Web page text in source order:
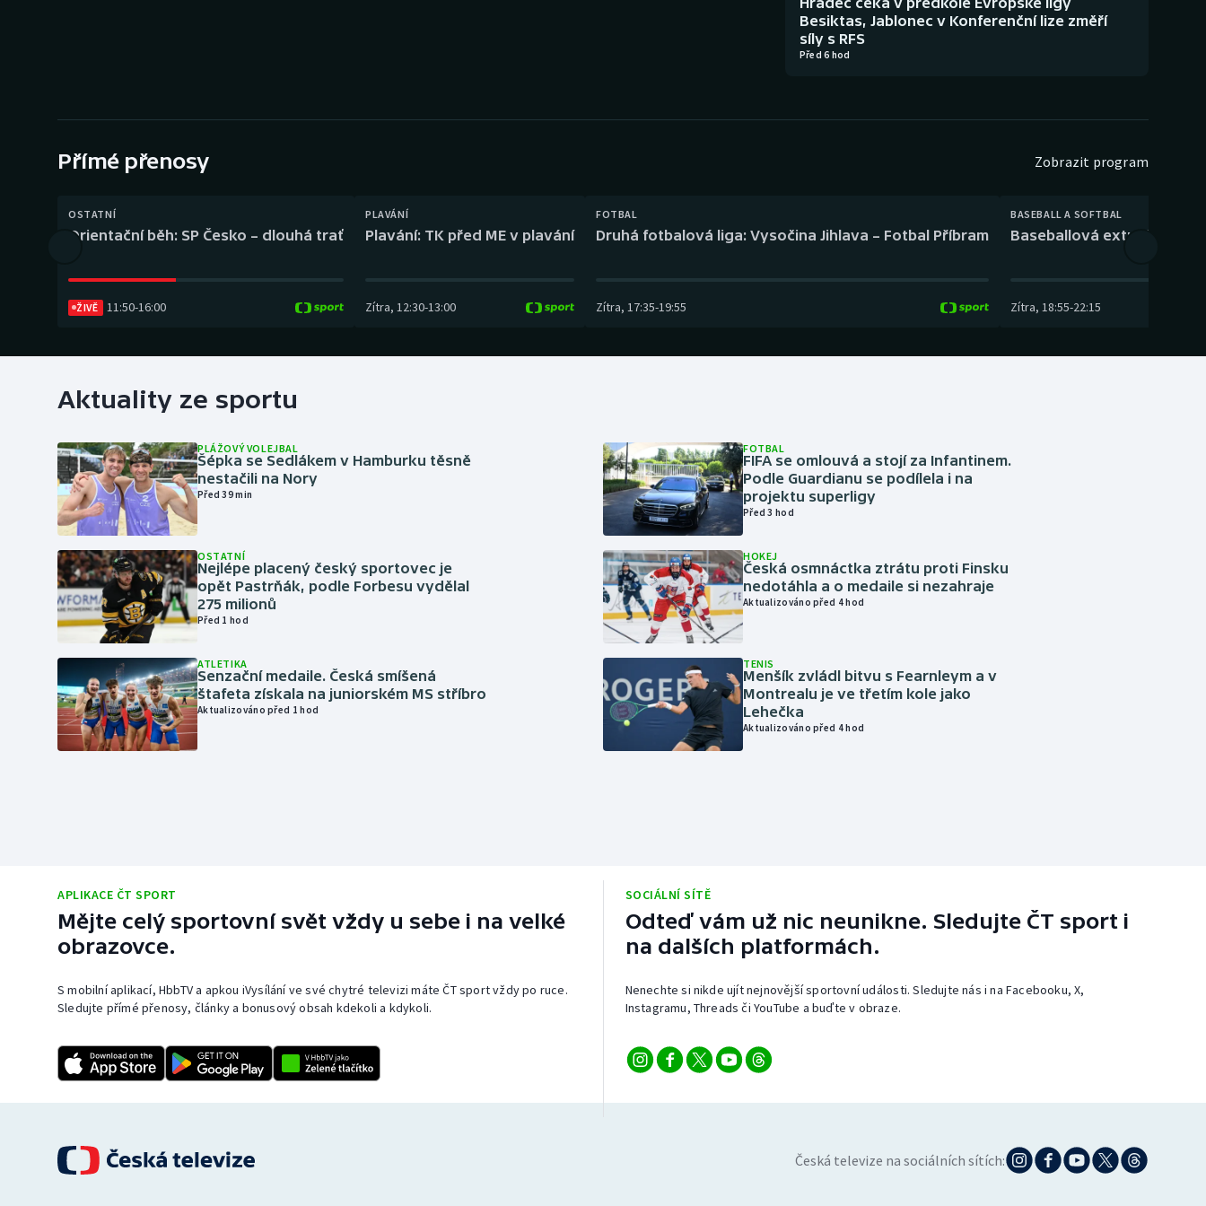
Besiktas, Jablonec v Konferenční lize změří
síly s RFS
Před 6 hod
Přímé přenosy Zobrazit program
OSTATNÍ
Orientační běh: SP Česko – dlouhá trať
ŽIVĚ 11:50-16:00
PLAVÁNÍ
Plavání: TK před ME v plavání
Zítra, 12:30-13:00
FOTBAL
Druhá fotbalová liga: Vysočina Jihlava – Fotbal Příbram
Zítra, 17:35-19:55
BASEBALL A SOFTBAL
Baseballová extraliga:
Zítra, 18:55-22:15
Aktuality ze sportu
PLÁŽOVÝ VOLEJBAL
Šépka se Sedlákem v Hamburku těsně
nestačili na Nory
Před 39 min
OSTATNÍ
Nejlépe placený český sportovec je
opět Pastrňák, podle Forbesu vydělal
275 milionů
Před 1 hod
ATLETIKA
Senzační medaile. Česká smíšená
štafeta získala na juniorském MS stříbro
Aktualizováno před 1 hod
FOTBAL
FIFA se omlouvá a stojí za Infantinem.
Podle Guardianu se podílela i na
projektu superligy
Před 3 hod
HOKEJ
Česká osmnáctka ztrátu proti Finsku
nedotáhla a o medaile si nezahraje
Aktualizováno před 4 hod
TENIS
Menšík zvládl bitvu s Fearnleym a v
Montrealu je ve třetím kole jako
Lehečka
Aktualizováno před 4 hod
APLIKACE ČT SPORT
Mějte celý sportovní svět vždy u sebe i na velké
obrazovce.
S mobilní aplikací, HbbTV a apkou iVysílání ve své chytré televizi máte ČT sport vždy po ruce.
Sledujte přímé přenosy, články a bonusový obsah kdekoli a kdykoli.
SOCIÁLNÍ SÍTĚ
Odteď vám už nic neunikne. Sledujte ČT sport i
na dalších platformách.
Nenechte si nikde ujít nejnovější sportovní události. Sledujte nás i na Facebooku, X,
Instagramu, Threads či YouTube a buďte v obraze.
Česká televize na sociálních sítích: